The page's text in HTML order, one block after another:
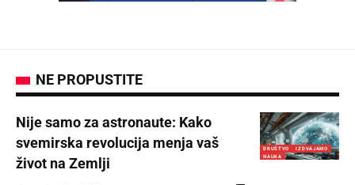
NE PROPUSTITE
DRUŠTVO
IZDVAJAMO
NAUKA
Nije samo za astronaute: Kako
svemirska revolucija menja vaš
život na Zemlji